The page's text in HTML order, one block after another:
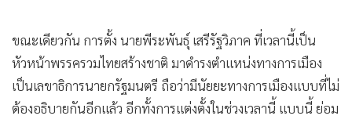
• Factcheck
• ญี่ปุ่น
• News1
• Gotomanager
ขณะเดียวกัน การตั้ง นายพีระพันธุ์ เสรีรัฐวิภาค ที่เวลานี้เป็น
หัวหน้าพรรครวมไทยสร้างชาติ มาดำรงตำแหน่งทางการเมือง
เป็นเลขาธิการนายกรัฐมนตรี ถือว่ามีนัยยะทางการเมืองแบบที่ไม่
ต้องอธิบายกันอีกแล้ว อีกทั้งการแต่งตั้งในช่วงเวลานี้ แบบนี้ ย่อม